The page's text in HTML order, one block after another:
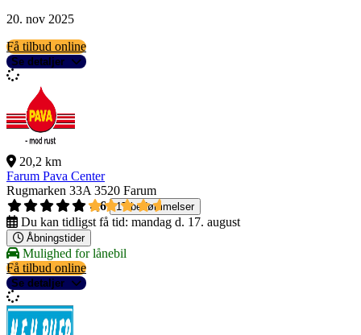
20. nov 2025
Få tilbud online
Se detaljer
20,2 km
Farum Pava Center
Rugmarken 33A 3520 Farum
4,6
17 bedømmelser
Du kan tidligst få tid: mandag d. 17. august
Åbningstider
Mulighed for lånebil
Få tilbud online
Se detaljer